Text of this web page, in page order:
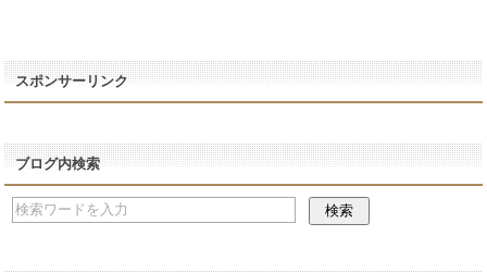
スポンサーリンク
ブログ内検索